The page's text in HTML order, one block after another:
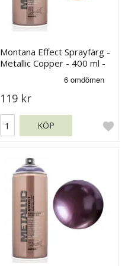
Montana Effect Sprayfärg -
Metallic Copper - 400 ml -
119 kr
KÖP